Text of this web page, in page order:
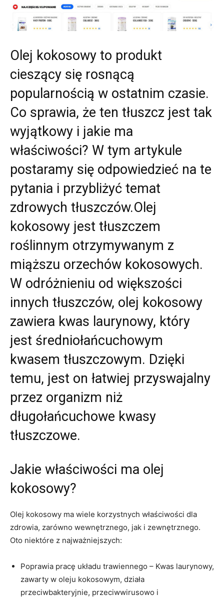
Olej kokosowy to produkt
cieszący się rosnącą
popularnością w ostatnim czasie.
Co sprawia, że ten tłuszcz jest tak
wyjątkowy i jakie ma
właściwości? W tym artykule
postaramy się odpowiedzieć na te
pytania i przybliżyć temat
zdrowych tłuszczów.Olej
kokosowy jest tłuszczem
roślinnym otrzymywanym z
miąższu orzechów kokosowych.
W odróżnieniu od większości
innych tłuszczów, olej kokosowy
zawiera kwas laurynowy, który
jest średniołańcuchowym
kwasem tłuszczowym. Dzięki
temu, jest on łatwiej przyswajalny
przez organizm niż
długołańcuchowe kwasy
tłuszczowe.
Jakie właściwości ma olej
kokosowy?
Olej kokosowy ma wiele korzystnych właściwości dla
zdrowia, zarówno wewnętrznego, jak i zewnętrznego.
Oto niektóre z najważniejszych:
Poprawia pracę układu trawiennego – Kwas laurynowy,
zawarty w oleju kokosowym, działa
przeciwbakteryjnie, przeciwwirusowo i